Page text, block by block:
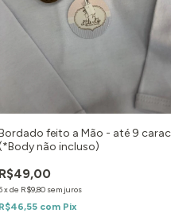
feito a Mão - até 9
não incluso)
R$49,00
xde R$9,80 sem juros
R$46,55 com Pix